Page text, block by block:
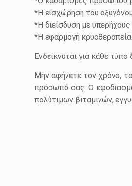
*Η εισχώρηση του
*Η διείσδυση με υπερήχους
*Η εφαρμογή
Ενδείκνυται για κάθε τύπο
Μην αφήνετε τον χρόνο,
πρόσωπό σας. Ο
πολύτιμων βιταμινών,